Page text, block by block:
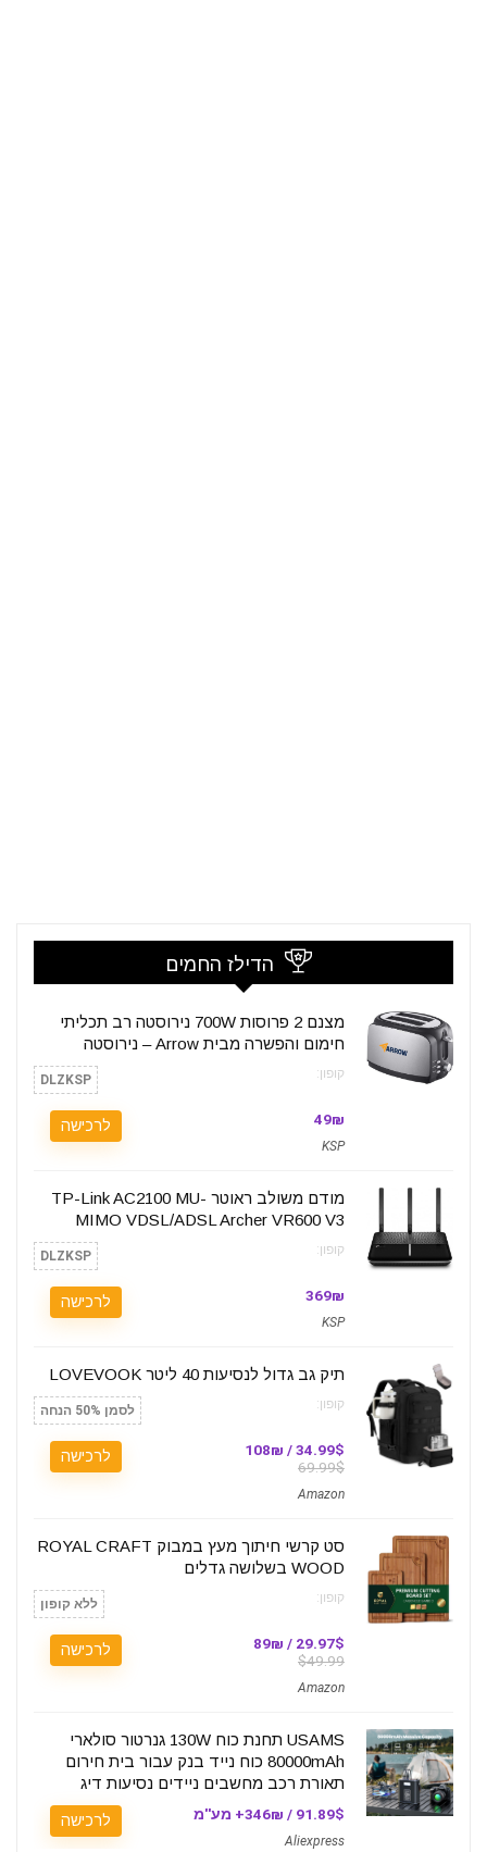
הדילז החמים
מצנם 2 פרוסות 700W נירוסטה רב תכליתי
חימום והפשרה מבית Arrow – נירוסטה
קופון: DLZKSP
49₪
KSP
לרכישה
מודם משולב ראוטר TP-Link AC2100 MU-
MIMO VDSL/ADSL Archer VR600 V3
קופון: DLZKSP
369₪
KSP
לרכישה
תיק גב גדול לנסיעות 40 ליטר LOVEVOOK
קופון: לסמן 50% הנחה
34.99$ / 108₪
69.99$
Amazon
לרכישה
סט קרשי חיתוך מעץ במבוק ROYAL CRAFT
WOOD בשלושה גדלים
קופון: ללא קופון
29.97$ / 89₪
$49.99
Amazon
לרכישה
USAMS תחנת כוח 130W גנרטור סולארי
80000mAh כוח נייד בנק עבור בית חירום
תאורת רכב מחשבים ניידים נסיעות דיג
91.89$ / 346₪+ מע''מ
Aliexpress
לרכישה